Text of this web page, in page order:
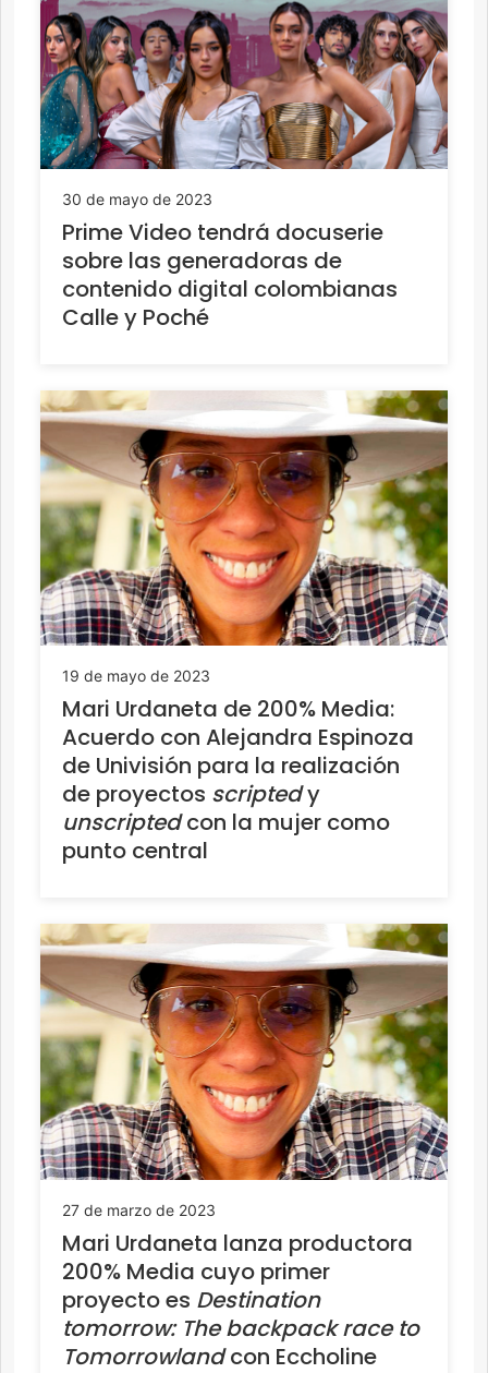
30 de mayo de 2023
Prime Video tendrá docuserie
sobre las generadoras de
contenido digital colombianas
Calle y Poché
19 de mayo de 2023
Mari Urdaneta de 200% Media:
Acuerdo con Alejandra Espinoza
de Univisión para la realización
de proyectos scriptedy
unscriptedcon la mujer como
punto central
27 de marzo de 2023
Mari Urdaneta lanza productora
200% Media cuyo primer
proyecto es Destination
tomorrow: The backpack race to
Tomorrowlandcon Eccholine